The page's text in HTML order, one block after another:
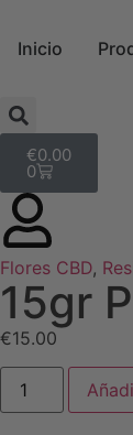
Inicio
€0.00
0
Flores CBD,
15gr
€15.00